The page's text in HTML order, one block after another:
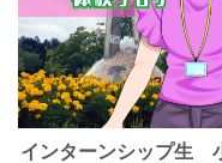
インターンシップ生